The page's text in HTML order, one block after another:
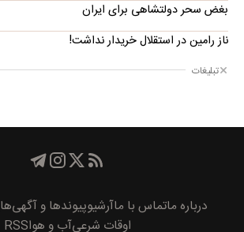
بغض سحر دولتشاهی برای ایران
ناز رامین در استقلال خریدار نداشت!
تبلیغات
درباره ماتماس با ماآرشیوپیوند‌ها و آگهی‌ها
اوقات شرعیآب و هواRSS